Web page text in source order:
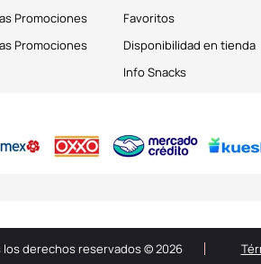
Promociones
Promociones
Favoritos
Disponibilidad en tienda
Info Snacks
los derechos reservados © 2026